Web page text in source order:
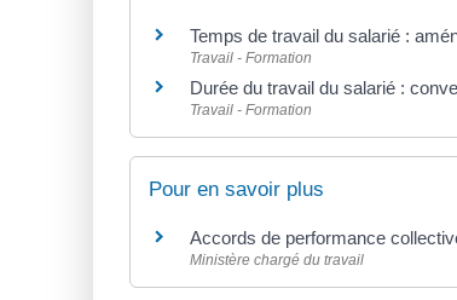
Temps de travail du salarié :
Travail - Formation
Durée du travail du salarié :
Travail - Formation
Pour en savoir plus
Accords de performance
Ministère chargé du travail